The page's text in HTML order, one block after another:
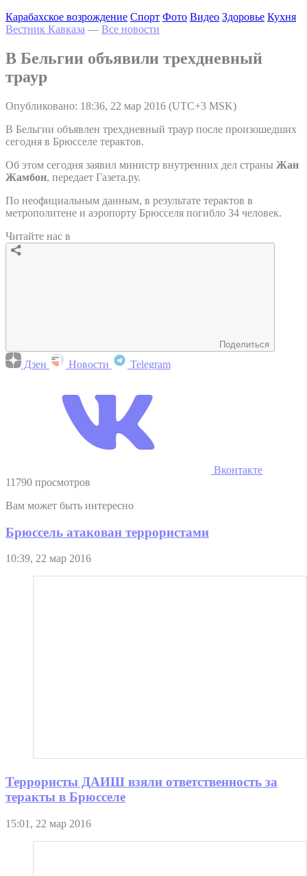
Карабахское возрождение Спорт Фото Видео Здоровье Кухня
Вестник Кавказа — Все новости
В Бельгии объявили трехдневный
траур
Опубликовано: 18:36, 22 мар 2016 (UTC+3 MSK)
В Бельгии объявлен трехдневный траур после произошедших
сегодня в Брюсселе терактов.
Об этом сегодня заявил министр внутренних дел страны Жан
Жамбон, передает Газета.ру.
По неофициальным данным, в результате терактов в
метрополитене и аэропорту Брюсселя погибло 34 человек.
Читайте нас в
Поделиться
Дзен Новости Telegram
Вконтакте
11790 просмотров
Вам может быть интересно
Брюссель атакован террористами
10:39, 22 мар 2016
Террористы ДАИШ взяли ответственность за
теракты в Брюсселе
15:01, 22 мар 2016